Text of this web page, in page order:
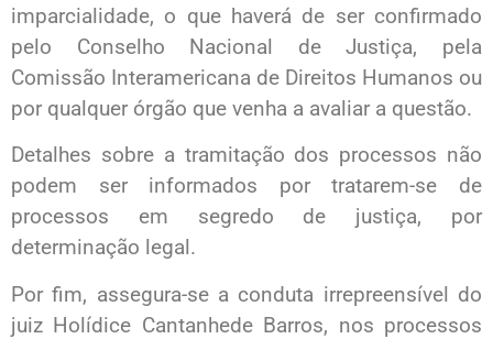
imparcialidade, o que haverá de ser confirmado
pelo Conselho Nacional de Justiça, pela
Comissão Interamericana de Direitos Humanos ou
por qualquer órgão que venha a avaliar a questão.
Detalhes sobre a tramitação dos processos não
podem ser informados por tratarem-se de
processos em segredo de justiça, por
determinação legal.
Por fim, assegura-se a conduta irrepreensível do
juiz Holídice Cantanhede Barros, nos processos